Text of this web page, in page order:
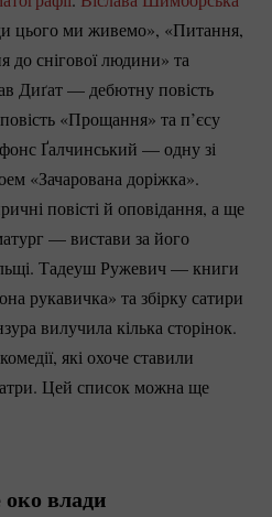
цього ми живемо», «Питання,
до снігової людини» та
Диґат — дебютну повість
«Прощання» та п’єсу
Ґалчинський — одну зі
«Зачарована доріжка».
повісті й оповідання, а ще
— вистави за його
Тадеуш Ружевич — книги
рукавичка» та збірку сатири
вилучила кілька сторінок.
які охоче ставили
Цей список можна ще
влади